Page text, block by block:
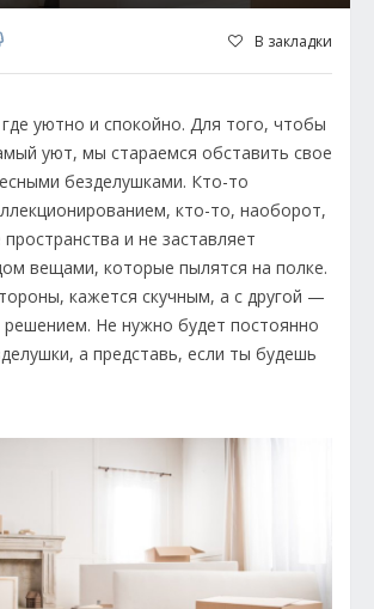
В закладки
уютно и спокойно. Для того, чтобы
уют, мы стараемся обставить свое
безделушками. Кто-то
кто-то, наоборот,
и не заставляет
вещами, которые пылятся на полке.
кажется скучным, а с другой —
Не нужно будет постоянно
а представь, если ты будешь